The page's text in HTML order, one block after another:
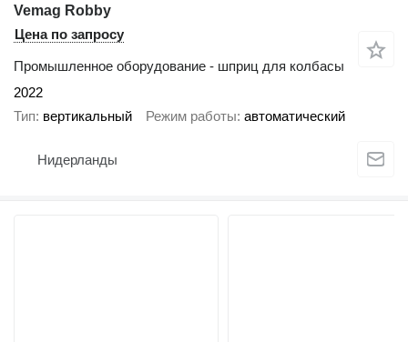
Vemag Robby
Цена по запросу
Промышленное оборудование - шприц для колбасы
2022
Тип вертикальный Режим работы автоматический
Нидерланды